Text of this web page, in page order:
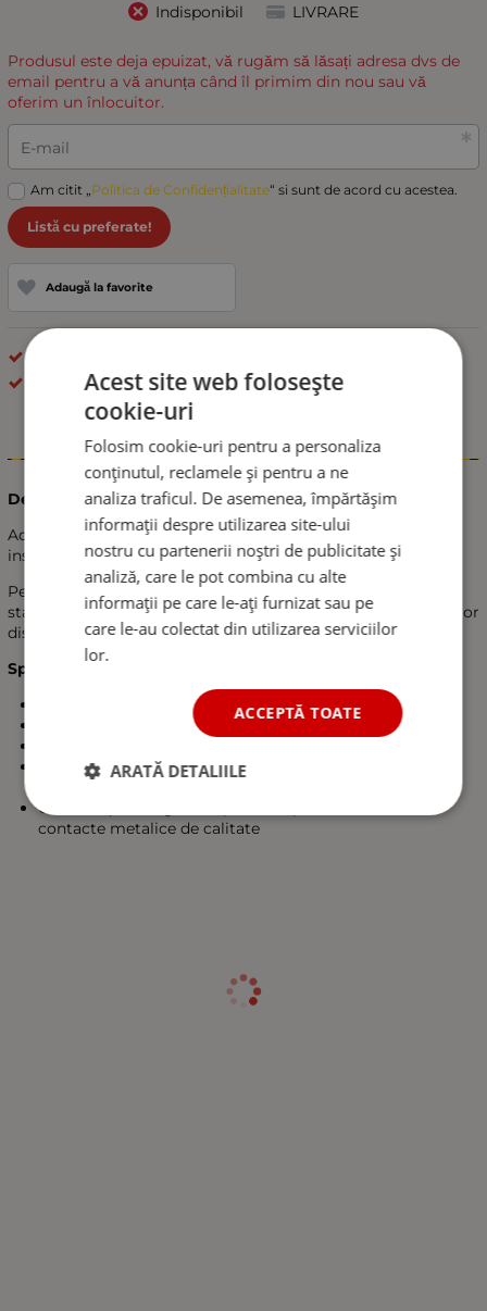
Indisponibil LIVRARE
Produsul este deja epuizat, vă rugăm să lăsați adresa dvs de
email pentru a vă anunța când îl primim din nou sau vă
oferim un înlocuitor.
E-mail
Am citit „ Politica de Confidențialitate“ si sunt de acord cu acestea.
Listă cu preferate!
Adaugă la favorite
Carmotion
Informații
Descriere produs:
Adaptorul Carmotion este conceput pentru utilizare în
instalații electrice auto cu alimentare la 12V sau 24V.
Permite transformarea unei prize DIN mici într-o priză
standard EURO (CIG), fiind ideal pentru alimentarea diferitelor
dispozitive auto.
Specificații tehnice:
Tensiune de alimentare: 12V / 24V DC
Curent maxim admis: 16A
Aplicații: autoturisme, vehicule comerciale, camioane,
Construcție: design compact, din plastic rezistent, cu
contacte metalice de calitate
Acest site web folosește
cookie-uri
Folosim cookie-uri pentru a personaliza
conținutul, reclamele și pentru a ne
analiza traficul. De asemenea, împărtășim
informații despre utilizarea site-ului
nostru cu partenerii noștri de publicitate și
analiză, care le pot combina cu alte
informații pe care le-ați furnizat sau pe
care le-au colectat din utilizarea serviciilor
lor.
ACCEPTĂ TOATE
ARATĂ DETALIILE